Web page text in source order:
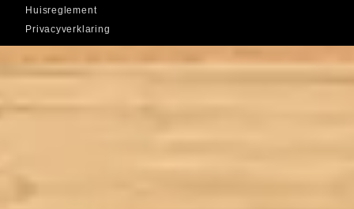
Huisreglement
Privacyverklaring